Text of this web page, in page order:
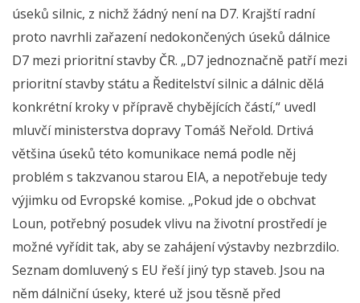
úseků silnic, z nichž žádný není na D7. Krajští radní
proto navrhli zařazení nedokončených úseků dálnice
D7 mezi prioritní stavby ČR. „D7 jednoznačně patří mezi
prioritní stavby státu a Ředitelství silnic a dálnic dělá
konkrétní kroky v přípravě chybějících částí,“ uvedl
mluvčí ministerstva dopravy Tomáš Neřold. Drtivá
většina úseků této komunikace nemá podle něj
problém s takzvanou starou EIA, a nepotřebuje tedy
výjimku od Evropské komise. „Pokud jde o obchvat
Loun, potřebný posudek vlivu na životní prostředí je
možné vyřídit tak, aby se zahájení výstavby nezbrzdilo.
Seznam domluvený s EU řeší jiný typ staveb. Jsou na
něm dálniční úseky, které už jsou těsně před